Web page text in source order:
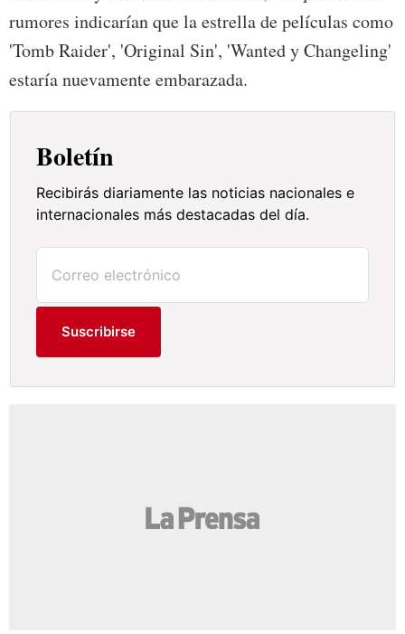
rumores indicarían que la estrella de películas como
'Tomb Raider', 'Original Sin', 'Wanted y Changeling'
estaría nuevamente embarazada.
Boletín
Recibirás diariamente las noticias nacionales e
internacionales más destacadas del día.
Suscribirse